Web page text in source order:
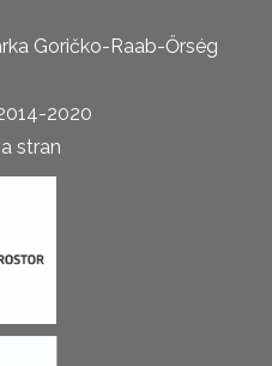
Goričko-Raab-Őrség
2020
stran